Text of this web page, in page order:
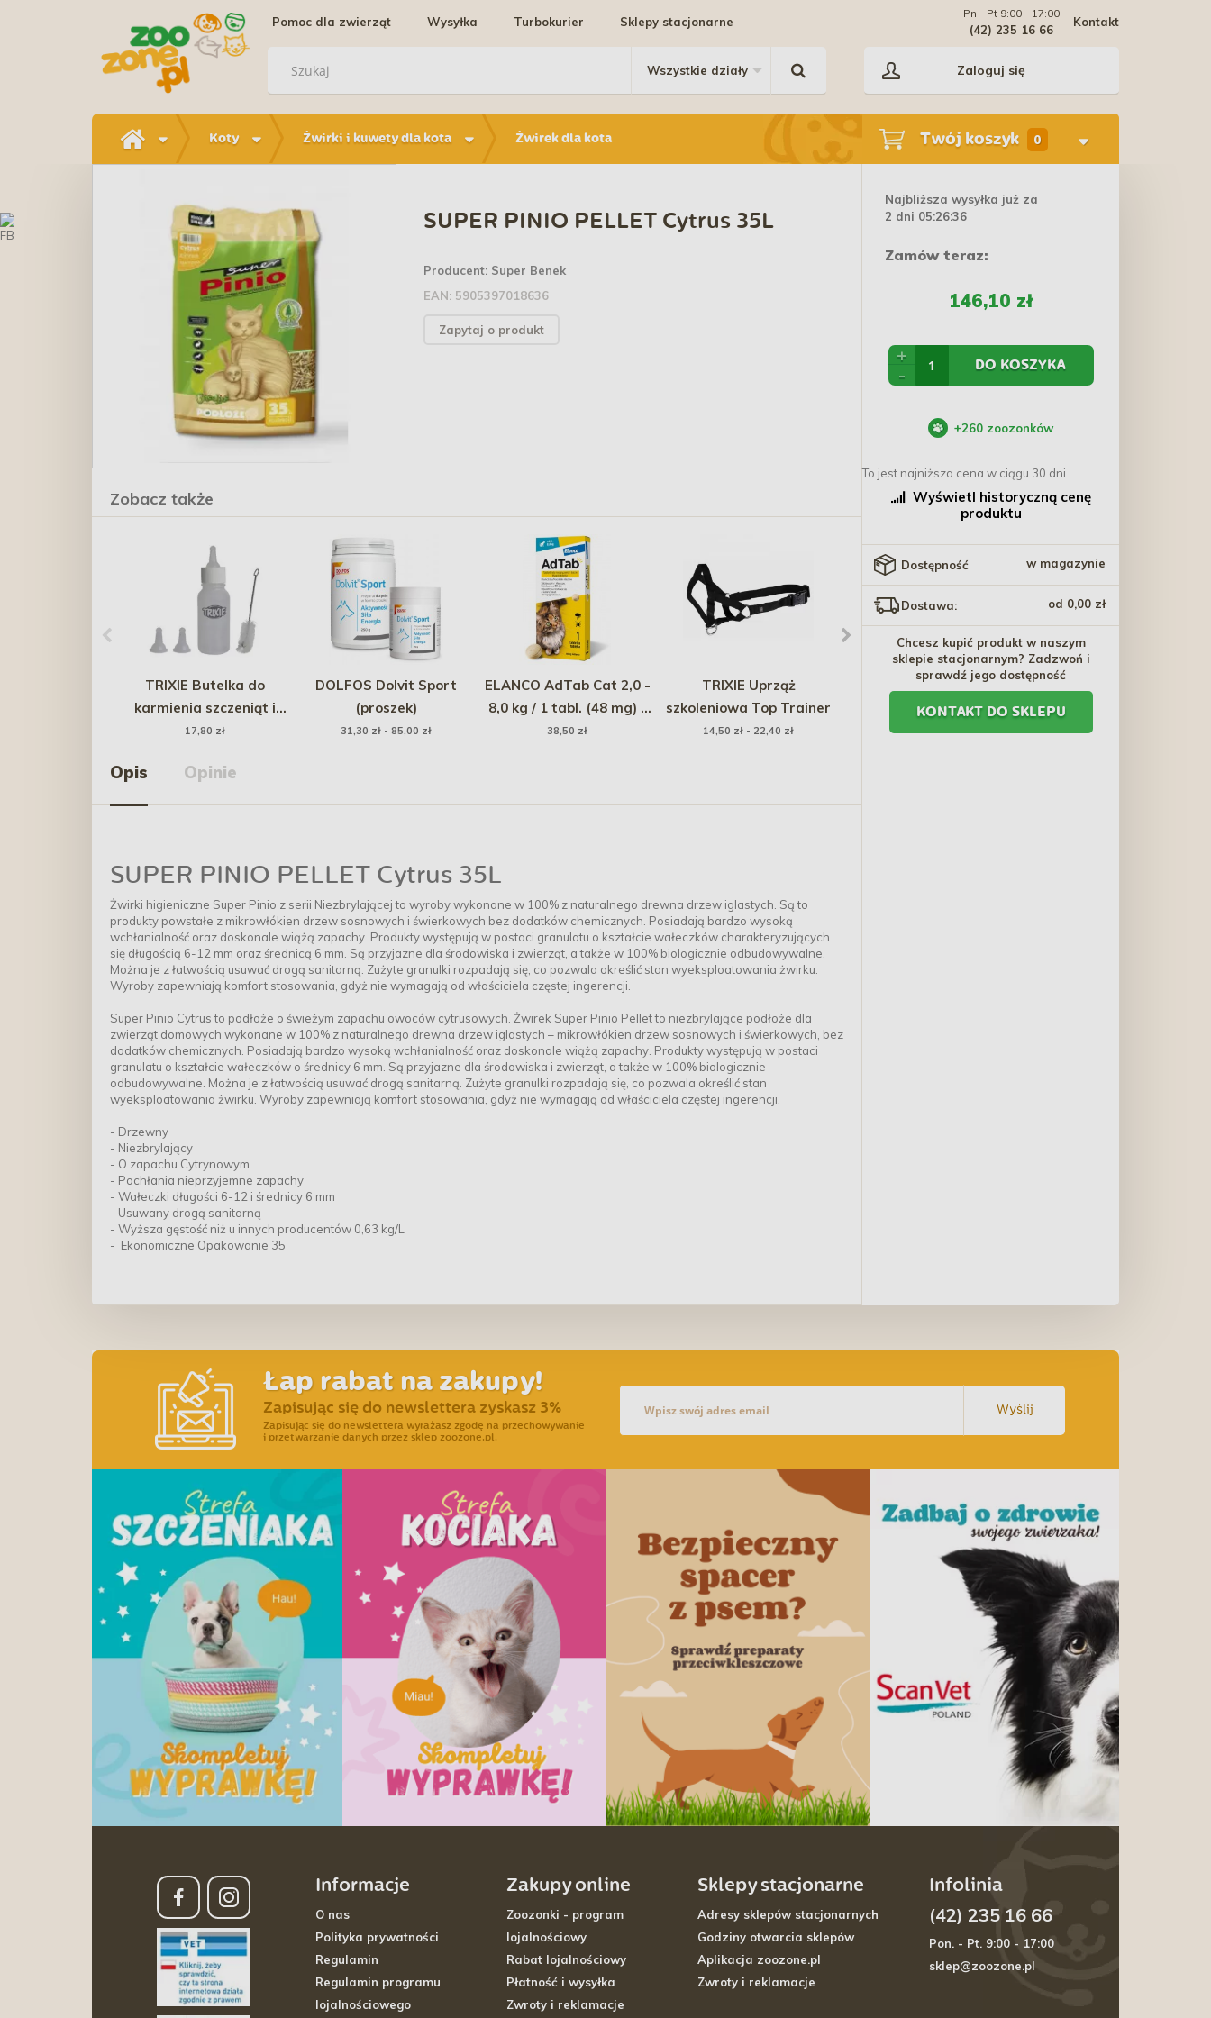
Pomoc dla zwierząt Wysyłka Turbokurier Sklepy stacjonarne Kontakt
Pn - Pt 9:00 - 17:00
(42) 235 16 66
Zaloguj się
Koty Żwirki i kuwety dla kota Żwirek dla kota Twój koszyk 0
SUPER PINIO PELLET Cytrus 35L
Producent: Super Benek
EAN: 5905397018636
Zapytaj o produkt
Zobacz także
TRIXIE Butelka do
karmienia szczeniąt i
kociąt
17,80 zł
DOLFOS Dolvit Sport
(proszek)
31,30 zł - 85,00 zł
ELANCO AdTab Cat 2,0 -
8,0 kg / 1 tabl. (48 mg) -
tabletka na pchły i
38,50 zł
TRIXIE Uprząż
szkoleniowa Top Trainer
14,50 zł - 22,40 zł
AMIPLAY Szelki
regulowane Grand Soft
Cotton - Beżowe
77,09 zł - 117,09 zł
ANIMONDA GranCarno
Adult wołowina i
jagnięcina 800g
18,40 zł - 399,60 zł
Opis Opinie
SUPER PINIO PELLET Cytrus 35L
Żwirki higieniczne Super Pinio z serii Niezbrylającej to wyroby wykonane w 100% z naturalnego drewna drzew iglastych. Są to
produkty powstałe z mikrowłókien drzew sosnowych i świerkowych bez dodatków chemicznych. Posiadają bardzo wysoką
wchłanialność oraz doskonale wiążą zapachy. Produkty występują w postaci granulatu o kształcie wałeczków charakteryzujących
się długością 6-12 mm oraz średnicą 6 mm. Są przyjazne dla środowiska i zwierząt, a także w 100% biologicznie odbudowywalne.
Można je z łatwością usuwać drogą sanitarną. Zużyte granulki rozpadają się, co pozwala określić stan wyeksploatowania żwirku.
Wyroby zapewniają komfort stosowania, gdyż nie wymagają od właściciela częstej ingerencji.
Super Pinio Cytrus to podłoże o świeżym zapachu owoców cytrusowych. Żwirek Super Pinio Pellet to niezbrylające podłoże dla
zwierząt domowych wykonane w 100% z naturalnego drewna drzew iglastych – mikrowłókien drzew sosnowych i świerkowych, bez
dodatków chemicznych. Posiadają bardzo wysoką wchłanialność oraz doskonale wiążą zapachy. Produkty występują w postaci
granulatu o kształcie wałeczków o średnicy 6 mm. Są przyjazne dla środowiska i zwierząt, a także w 100% biologicznie
odbudowywalne. Można je z łatwością usuwać drogą sanitarną. Zużyte granulki rozpadają się, co pozwala określić stan
wyeksploatowania żwirku. Wyroby zapewniają komfort stosowania, gdyż nie wymagają od właściciela częstej ingerencji.
- Drzewny
- Niezbrylający
- O zapachu Cytrynowym
- Pochłania nieprzyjemne zapachy
- Wałeczki długości 6-12 i średnicy 6 mm
- Usuwany drogą sanitarną
- Wyższa gęstość niż u innych producentów 0,63 kg/L
- Ekonomiczne Opakowanie 35
Najbliższa wysyłka już za
2 dni 05:26:35
Zamów teraz:
146,10 zł
+
-
DO KOSZYKA
+260 zoozonków
To jest najniższa cena w ciągu 30 dni
Wyświetl historyczną cenę
produktu
Dostępność w magazynie
Dostawa: od 0,00 zł
Chcesz kupić produkt w naszym
sklepie stacjonarnym? Zadzwoń i
sprawdź jego dostępność
KONTAKT DO SKLEPU
Łap rabat na zakupy!
Zapisując się do newslettera zyskasz 3%
Zapisując się do newslettera wyrażasz zgodę na przechowywanie
i przetwarzanie danych przez sklep zoozone.pl.
Wyślij
Informacje
O nas
Polityka prywatności
Regulamin
Regulamin programu
lojalnościowego
Zakupy online
Zoozonki - program
lojalnościowy
Rabat lojalnościowy
Płatność i wysyłka
Zwroty i reklamacje
Sklepy stacjonarne
Adresy sklepów stacjonarnych
Godziny otwarcia sklepów
Aplikacja zoozone.pl
Zwroty i reklamacje
Infolinia
(42) 235 16 66
Pon. - Pt. 9:00 - 17:00
sklep@zoozone.pl